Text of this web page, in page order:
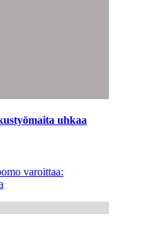
uhkaa
varoittaa: